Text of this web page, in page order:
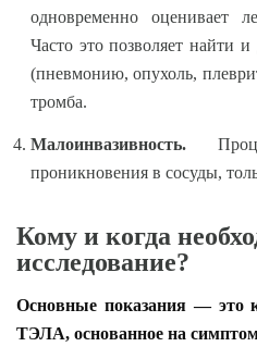
одновременно оценивает
Часто это позволяет найти
(пневмонию, опухоль,
тромба.
Малоинвазивность.
проникновения в сосуды,
Кому и когда
исследование?
Основные показания — это
ТЭЛА, основанное на